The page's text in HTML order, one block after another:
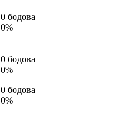
0 бодова
0%
0 бодова
0%
0 бодова
0%